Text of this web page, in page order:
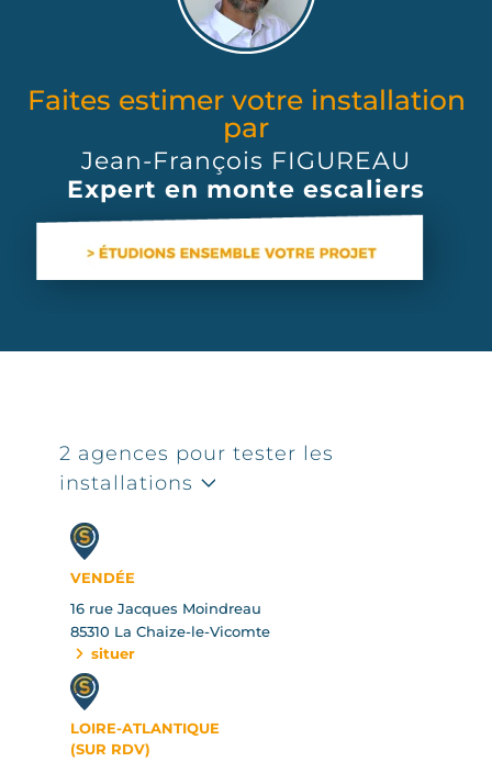
Faites estimer votre installation
par
Jean-François FIGUREAU
Expert en monte escaliers
2 agences pour tester les
installations
VENDÉE
16 rue Jacques Moindreau
85310 La Chaize-le-Vicomte
situer
LOIRE-ATLANTIQUE
(SUR RDV)